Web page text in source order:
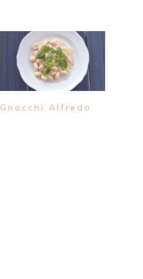
Gnocchi Alfredo